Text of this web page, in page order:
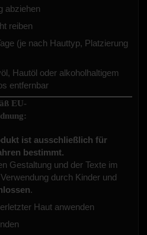
abziehen
reiben
(je nach Hauttyp, Platzierung
Hautöl oder alkoholhaltigem
entfernbar
EU-
ist ausschließlich für
bestimmt.
Gestaltung und der Texte im
durch Kinder und
.
Haut anwenden